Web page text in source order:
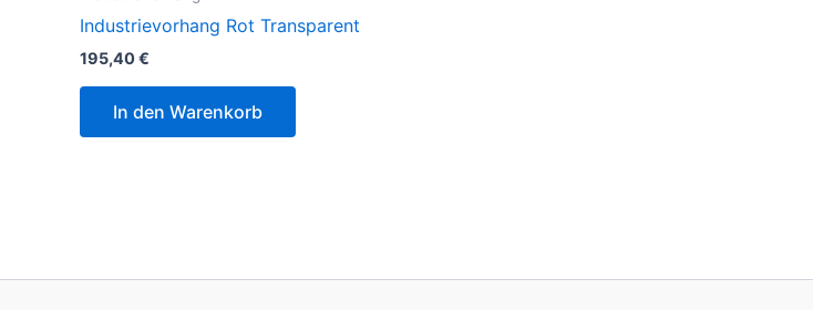
Industrievorhang Rot Transparent
195,40€
In den Warenkorb